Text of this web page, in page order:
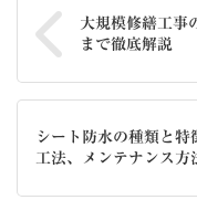
大規模修繕工事
まで徹底解説
シート防水の種類と特
工法、メンテナンス方